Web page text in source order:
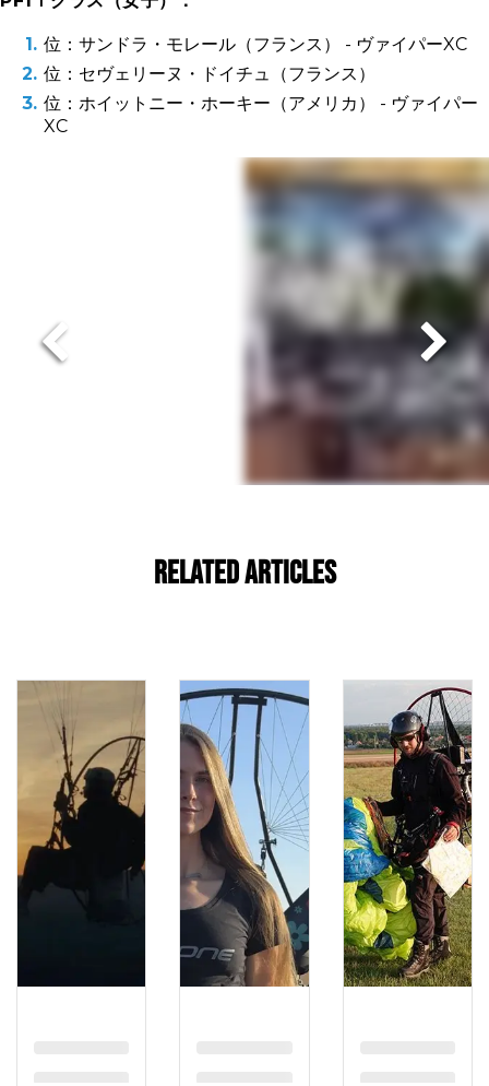
位：サンドラ・モレール（フランス） - ヴァイパーXC
位：セヴェリーヌ・ドイチュ（フランス）
位：ホイットニー・ホーキー（アメリカ） - ヴァイパー
XC
Related Articles